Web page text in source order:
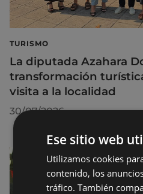
TURISMO
La diputada Azahara
transformación
visita a la localidad
30/07/2026
Ese sitio web
Utilizamos cookies
contenido, los
tráfico. También